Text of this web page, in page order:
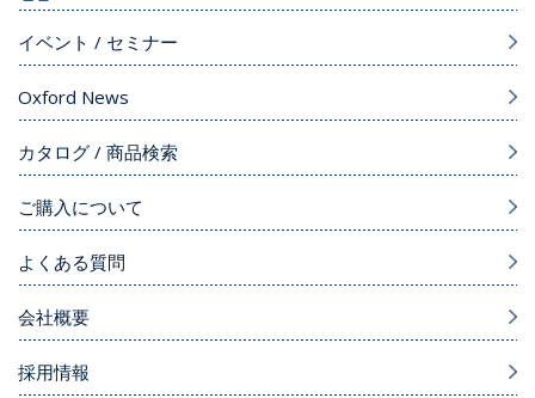
イベント / セミナー
Oxford News
カタログ / 商品検索
ご購入について
よくある質問
会社概要
採用情報